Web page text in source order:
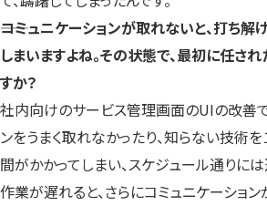
――コミュニケーションが取れないと、打ち
しまいますよね。その状態で、最初に任さ
すか？
社内向けのサービス管理画面のUIの改善で
ンをうまく取れなかったり、知らない技術を
間がかかってしまい、スケジュール通りには
作業が遅れると、さらにコミュニケーション